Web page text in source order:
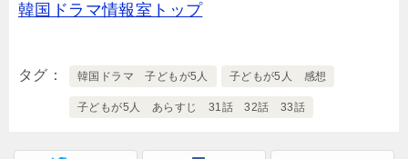
韓国ドラマ情報室トップ
タグ 韓国ドラマ 子どもが5人 子どもが5人 感想
子どもが5人 あらすじ 31話 32話 33話